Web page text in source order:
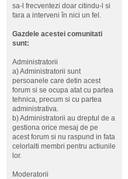
sa-l frecventezi doar citindu-l si
fara a interveni în nici un fel.
Gazdele acestei comunitati
sunt:
Administratorii
a) Administratorii sunt
persoanele care detin acest
forum si se ocupa atat cu partea
tehnica, precum si cu partea
administrativa.
b) Administratorii au dreptul de a
gestiona orice mesaj de pe
acest forum si nu raspund in fata
celorlalti membri pentru actiunile
lor.
Moderatorii